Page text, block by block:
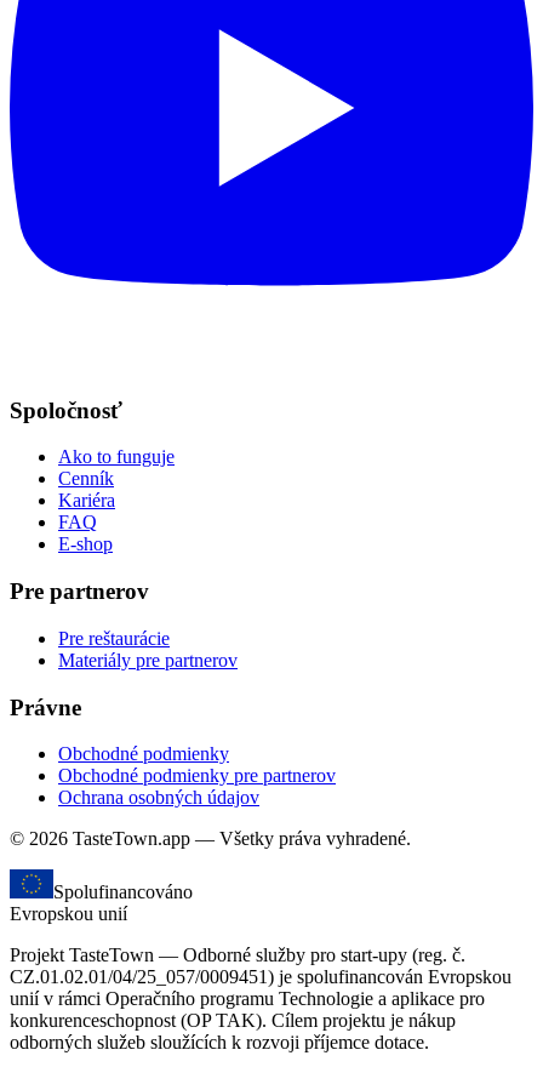
Spoločnosť
Ako to funguje
Cenník
Kariéra
FAQ
E-shop
Pre partnerov
Pre reštaurácie
Materiály pre partnerov
Právne
Obchodné podmienky
Obchodné podmienky pre partnerov
Ochrana osobných údajov
© 2026 TasteTown.app — Všetky práva vyhradené.
Spolufinancováno
Evropskou unií
Projekt TasteTown — Odborné služby pro start-upy (reg. č.
CZ.01.02.01/04/25_057/0009451) je spolufinancován Evropskou
unií v rámci Operačního programu Technologie a aplikace pro
konkurenceschopnost (OP TAK). Cílem projektu je nákup
odborných služeb sloužících k rozvoji příjemce dotace.